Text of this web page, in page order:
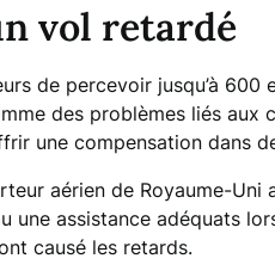
vol retardé
de percevoir jusqu’à 600
des problèmes liés aux
une compensation dans
aérien de Royaume-Uni
une assistance adéquats
causé les retards.